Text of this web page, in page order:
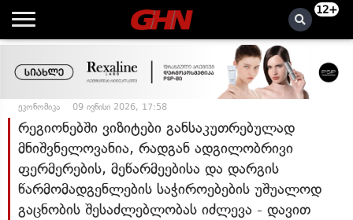
12+
ეკონომიკა 09 ივნისი 2026, 17:58
რეგიონებში ვიზიტები განსაკუთრებულად
მნიშვნელოვანია, რადგან ადგილობრივი
ფერმერების, მეწარმეებისა და დარგის
წარმომადგენლების საჭიროებების უშუალოდ
გაცნობის შესაძლებლობას იძლევა - დავით